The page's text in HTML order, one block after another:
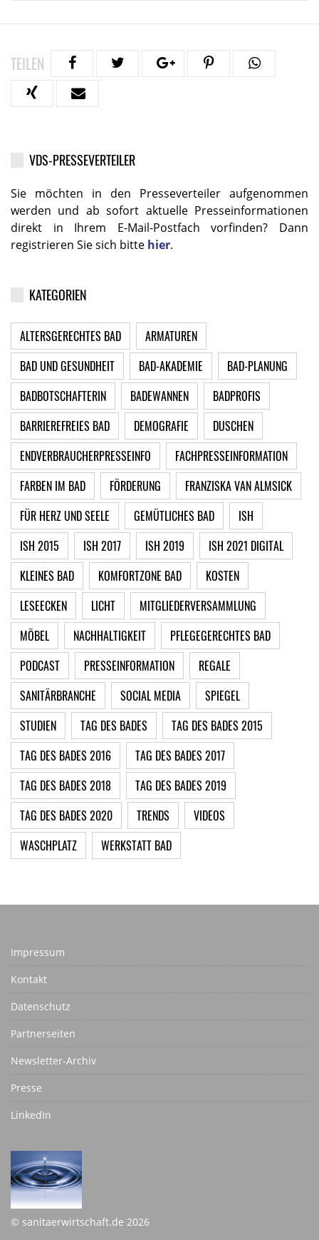
TEILEN
VDS-PRESSEVERTEILER
Sie möchten in den Presseverteiler aufgenommen
werden und ab sofort aktuelle Presseinformationen
direkt in Ihrem E-Mail-Postfach vorfinden? Dann
registrieren Sie sich bitte hier.
KATEGORIEN
ALTERSGERECHTES BAD
ARMATUREN
BAD UND GESUNDHEIT
BAD-AKADEMIE
BAD-PLANUNG
BADBOTSCHAFTERIN
BADEWANNEN
BADPROFIS
BARRIEREFREIES BAD
DEMOGRAFIE
DUSCHEN
ENDVERBRAUCHERPRESSEINFO
FACHPRESSEINFORMATION
FARBEN IM BAD
FÖRDERUNG
FRANZISKA VAN ALMSICK
FÜR HERZ UND SEELE
GEMÜTLICHES BAD
ISH
ISH 2015
ISH 2017 ISH 2019
ISH 2021 DIGITAL
KLEINES BAD
KOMFORTZONE BAD
KOSTEN
LESEECKEN
LICHT
MITGLIEDERVERSAMMLUNG
MÖBEL
NACHHALTIGKEIT
PFLEGEGERECHTES BAD
PODCAST
PRESSEINFORMATION
REGALE
SANITÄRBRANCHE
SOCIAL MEDIA
SPIEGEL
STUDIEN
TAG DES BADES
TAG DES BADES 2015
TAG DES BADES 2016
TAG DES BADES 2017
TAG DES BADES 2018
TAG DES BADES 2019
TAG DES BADES 2020
TRENDS
VIDEOS
WASCHPLATZ
WERKSTATT BAD
Impressum
Kontakt
Datenschutz
Partnerseiten
Newsletter-Archiv
Presse
LinkedIn
© sanitaerwirtschaft.de 2026